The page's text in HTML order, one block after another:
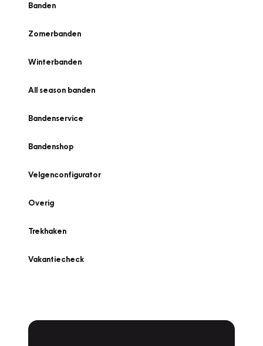
Banden
Zomerbanden
Winterbanden
All season banden
Bandenservice
Bandenshop
Velgenconfigurator
Overig
Trekhaken
Vakantiecheck